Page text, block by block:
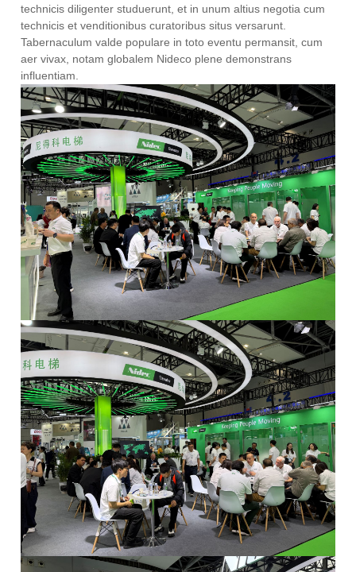
technicis diligenter studuerunt, et in unum altius negotia cum
technicis et venditionibus curatoribus situs versarunt.
Tabernaculum valde populare in toto eventu permansit, cum
aer vivax, notam globalem Nideco plene demonstrans
influentiam.